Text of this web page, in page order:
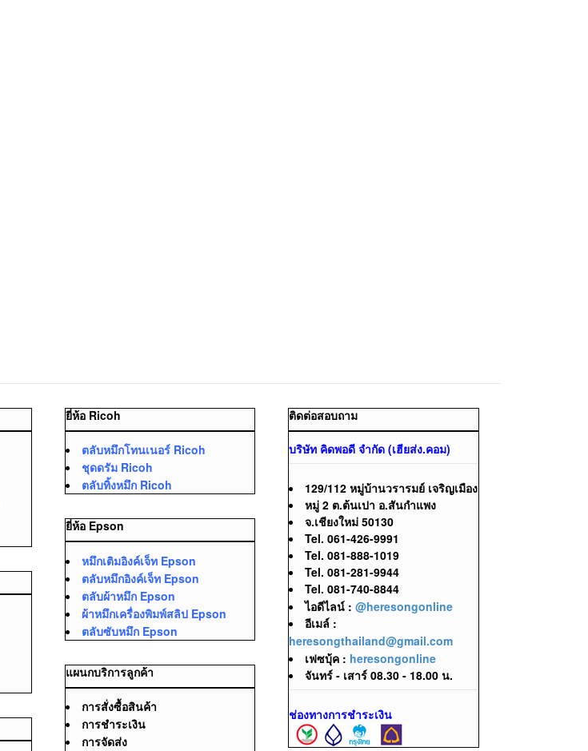
ยี่ห้อ Ricoh
ตลับหมึกโทนเนอร์ Ricoh
ชุดดรัม Ricoh
ตลับทิ้งหมึก Ricoh
ยี่ห้อ Epson
หมึกเติมอิงค์เจ็ท Epson
ตลับหมึกอิงค์เจ็ท Epson
ตลับผ้าหมึก Epson
ผ้าหมึกเครื่องพิมพ์สลิป Epson
ตลับซับหมึก Epson
แผนกบริการลูกค้า
การสั่งซื้อสินค้า
การชำระเงิน
การจัดส่ง
ติดต่อสอบถาม
บริษัท คิดพอดี จำกัด (เฮียส่ง.คอม)
129/112 หมู่บ้านวรารมย์ เจริญเมือง
หมู่ 2 ต.ต้นเปา อ.สันกำแพง
จ.เชียงใหม่ 50130
Tel. 061-426-9991
Tel. 081-888-1019
Tel. 081-281-9944
Tel. 081-740-8844
ไอดีไลน์ :@heresongonline
อีเมล์ :
heresongthailand@gmail.com
เฟซบุ้ค : heresongonline
จันทร์ - เสาร์ 08.30 - 18.00 น.
ช่องทางการชำระเงิน